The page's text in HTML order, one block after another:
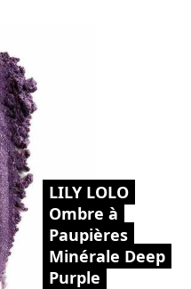
LILY LOLO
Ombre à
Paupières
Minérale Deep
Purple